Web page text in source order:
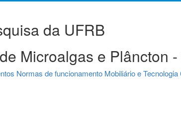
da UFRB
Microalgas e Plâncton
Normas de funcionamento Mobiliário e Tecnologia